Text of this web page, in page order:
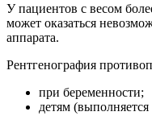
У пациентов с весом
может оказаться
аппарата.
Рентгенография
при беременности;
детям (выполняется